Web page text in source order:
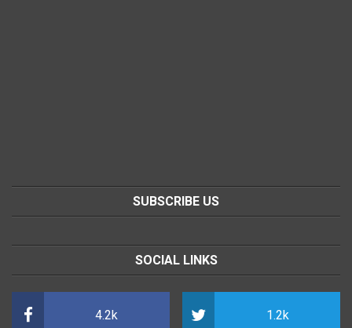
SUBSCRIBE US
SOCIAL LINKS
4.2k 1.2k